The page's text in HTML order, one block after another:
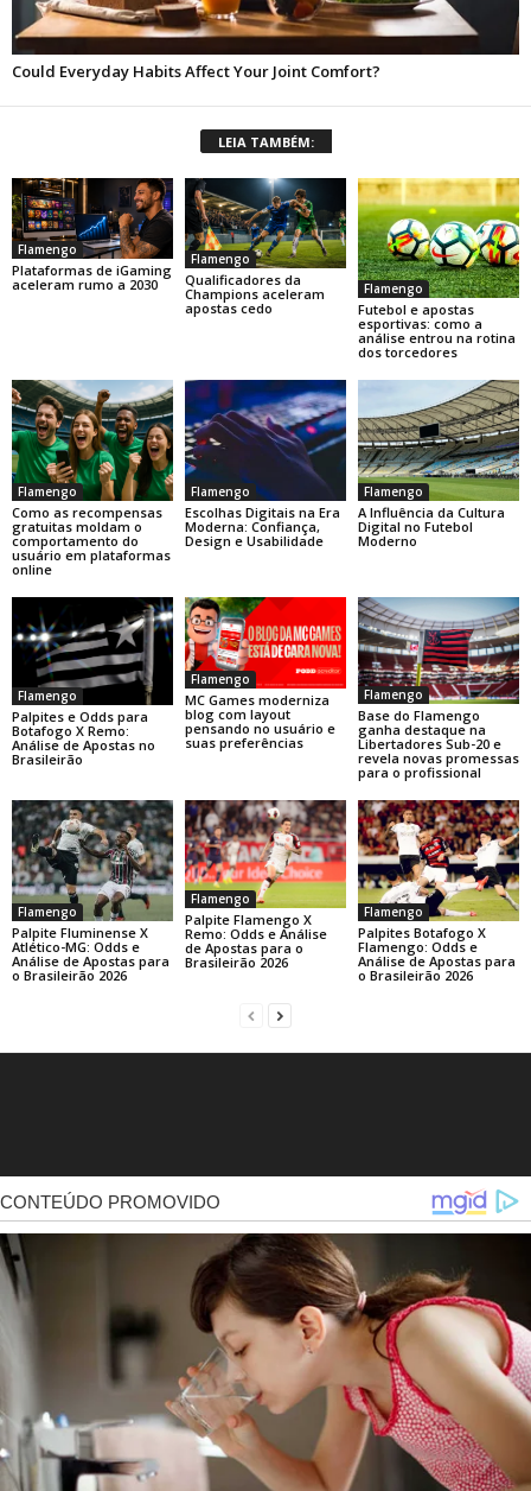
LEIA TAMBÉM:
Flamengo
Plataformas de iGaming
aceleram rumo a 2030
Flamengo
Qualificadores da
Champions aceleram
apostas cedo
Flamengo
Futebol e apostas
esportivas: como a
análise entrou na rotina
dos torcedores
Flamengo
Como as recompensas
gratuitas moldam o
comportamento do
usuário em plataformas
online
Flamengo
Escolhas Digitais na Era
Moderna: Confiança,
Design e Usabilidade
Flamengo
A Influência da Cultura
Digital no Futebol
Moderno
Flamengo
Palpites e Odds para
Botafogo X Remo:
Análise de Apostas no
Brasileirão
Flamengo
MC Games moderniza
blog com layout
pensando no usuário e
suas preferências
Flamengo
Base do Flamengo
ganha destaque na
Libertadores Sub-20 e
revela novas promessas
para o profissional
Flamengo
Palpite Fluminense X
Atlético-MG: Odds e
Análise de Apostas para
o Brasileirão 2026
Flamengo
Palpite Flamengo X
Remo: Odds e Análise
de Apostas para o
Brasileirão 2026
Flamengo
Palpites Botafogo X
Flamengo: Odds e
Análise de Apostas para
o Brasileirão 2026